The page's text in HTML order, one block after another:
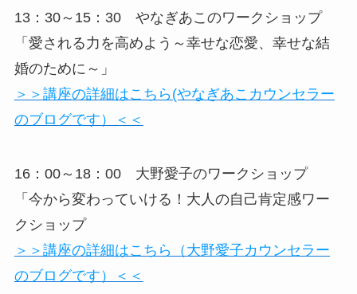
13：30～15：30 やなぎあこのワークショップ
「愛される力を高めよう～幸せな恋愛、幸せな結
婚のために～」
＞＞講座の詳細はこちら(やなぎあこカウンセラー
のブログです）＜＜
16：00～18：00 大野愛子のワークショップ
「今から変わっていける！大人の自己肯定感ワー
クショップ
＞＞講座の詳細はこちら（大野愛子カウンセラー
のブログです）＜＜